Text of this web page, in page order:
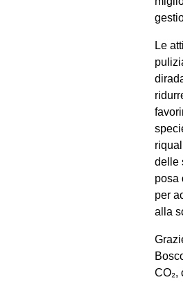
Le
delle
posa
per
alla
CO₂,